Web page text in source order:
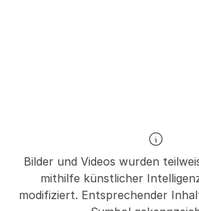
Bilder und Videos wurden
mithilfe künstlicher
modifiziert. Entsprechender